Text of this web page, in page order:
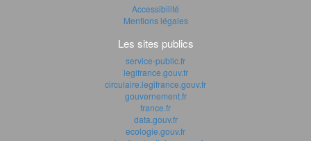
Accessibilité
Mentions légales
Les sites publics
service-public.fr
legifrance.gouv.fr
circulaire.legifrance.gouv.fr
gouvernement.fr
france.fr
data.gouv.fr
ecologie.gouv.fr